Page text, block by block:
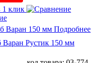
1 клик
Подробнее
Варан Рустик 150 мм